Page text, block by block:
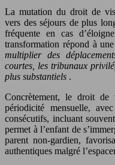
La mutation du droit de
vers des séjours de plus
fréquente en cas
transformation répond à
multiplier des
courtes, les tribunaux
plus substantiels .
Concrètement, le droit de
périodicité mensuelle,
consécutifs, incluant
permet à l’enfant de
parent non-gardien,
authentiques malgré